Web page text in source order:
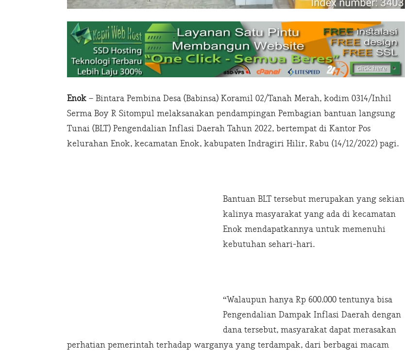
Enok – Bintara Pembina Desa (Babinsa) Koramil 02/Tanah Merah, kodim 0314/Inhil
Serma Boy R Sitompul melaksanakan pendampingan Pembagian bantuan langsung
Tunai (BLT) Pengendalian Inflasi Daerah Tahun 2022, bertempat di Kantor Pos
kelurahan Enok, kecamatan Enok, kabupaten Indragiri Hilir, Rabu (14/12/2022) pagi.
Bantuan BLT tersebut merupakan yang sekian
kalinya masyarakat yang ada di kecamatan
Enok mendapatkannya untuk memenuhi
kebutuhan sehari-hari.
“Walaupun hanya Rp 600.000 tentunya bisa
Pengendalian Dampak Inflasi Daerah dengan
dana tersebut, masyarakat dapat merasakan
perhatian pemerintah terhadap warganya yang terdampak, dari berbagai macam